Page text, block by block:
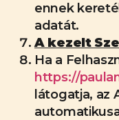
ennek
adatát.
A kezelt
Ha a
https://
látogatja, az